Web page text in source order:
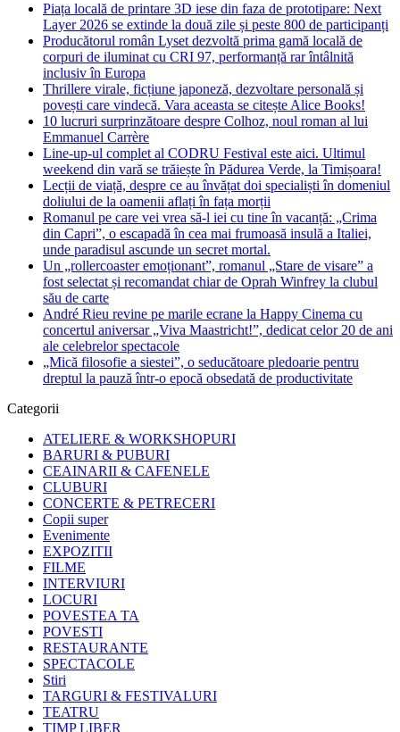
Piața locală de printare 3D iese din faza de prototipare: Next
Layer 2026 se extinde la două zile și peste 800 de participanți
Producătorul român Lyset dezvoltă prima gamă locală de
corpuri de iluminat cu CRI 97, performanță rar întâlnită
inclusiv în Europa
Thrillere virale, ficțiune japoneză, dezvoltare personală și
povești care vindecă. Vara aceasta se citește Alice Books!
10 lucruri surprinzătoare despre Colhoz, noul roman al lui
Emmanuel Carrère
Line-up-ul complet al CODRU Festival este aici. Ultimul
weekend din vară se trăiește în Pădurea Verde, la Timișoara!
Lecții de viață, despre ce au învățat doi specialiști în domeniul
doliului de la oamenii aflați în fața morții
Romanul pe care vei vrea să-l iei cu tine în vacanță: „Crima
din Capri”, o escapadă în cea mai frumoasă insulă a Italiei,
unde paradisul ascunde un secret mortal.
Un „rollercoaster emoționant”, romanul „Stare de visare” a
fost selectat și recomandat chiar de Oprah Winfrey la clubul
său de carte
André Rieu revine pe marile ecrane la Happy Cinema cu
concertul aniversar „Viva Maastricht!”, dedicat celor 20 de ani
ale celebrelor spectacole
„Mică filosofie a siestei”, o seducătoare pledoarie pentru
dreptul la pauză într-o epocă obsedată de productivitate
Categorii
ATELIERE & WORKSHOPURI
BARURI & PUBURI
CEAINARII & CAFENELE
CLUBURI
CONCERTE & PETRECERI
Copii super
Evenimente
EXPOZITII
FILME
INTERVIURI
LOCURI
POVESTEA TA
POVESTI
RESTAURANTE
SPECTACOLE
Stiri
TARGURI & FESTIVALURI
TEATRU
TIMP LIBER